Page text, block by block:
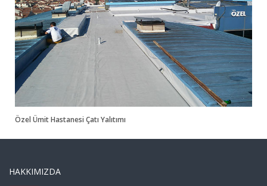
Özel Ümit Hastanesi Çatı Yalıtımı
Çatı Yalıtımı
HAKKIMIZDA